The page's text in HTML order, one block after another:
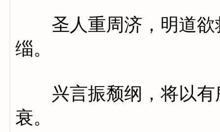
圣人重周济，明道欲
缁。
兴言振颓纲，将以有
衰。